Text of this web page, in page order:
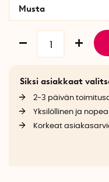
Musta
Siksi asiakkaat
2-3 päivän
Yksilöllinen ja
Korkeat